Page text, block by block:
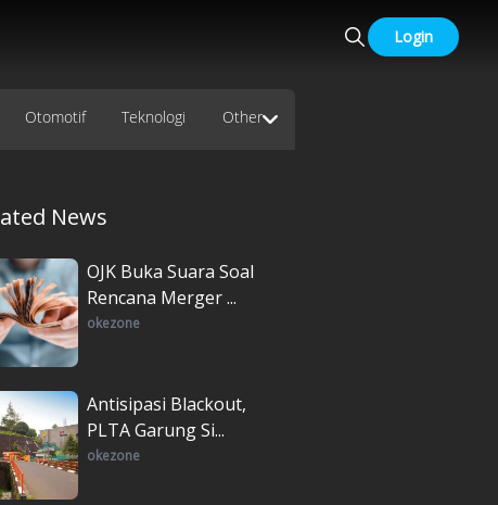
Login
Otomotif Teknologi Other
News
OJK Buka Suara Soal
Rencana Merger ...
okezone
Antisipasi Blackout,
PLTA Garung Si...
okezone